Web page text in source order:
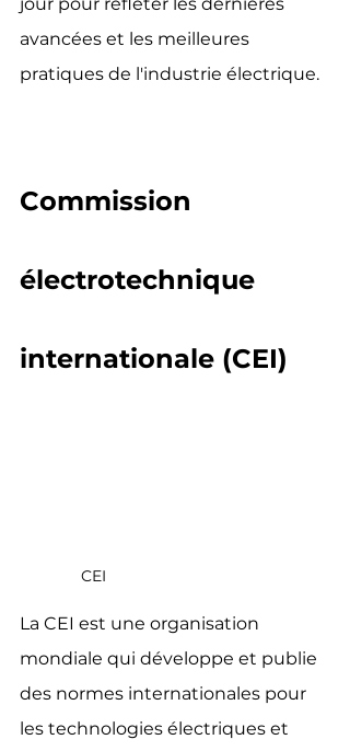
avancées et les meilleures
pratiques de l'industrie électrique.
Commission
électrotechnique
internationale (CEI)
CEI
La CEI est une organisation
mondiale qui développe et publie
des normes internationales pour
les technologies électriques et